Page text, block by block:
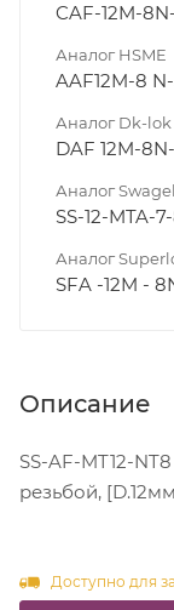
CAF-12M-
Аналог HSME
AAF12M-8
Аналог Dk-lok
DAF 12M-
Аналог
SS-12-MTA-
Аналог
SFA -12M -
Описание
SS-AF-MT12-
резьбой,
Доступно для